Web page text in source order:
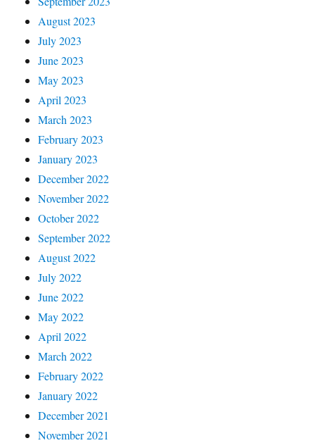
August 2023
July 2023
June 2023
May 2023
April 2023
March 2023
February 2023
January 2023
December 2022
November 2022
October 2022
September 2022
August 2022
July 2022
June 2022
May 2022
April 2022
March 2022
February 2022
January 2022
December 2021
November 2021